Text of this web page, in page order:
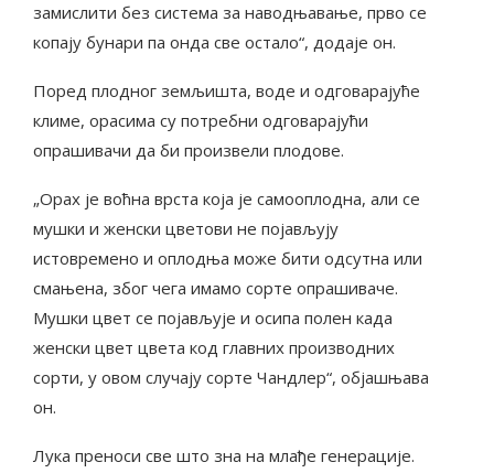
замислити без система за наводњавање, прво се
копају бунари па онда све остало“, додаје он.
Поред плодног земљишта, воде и одговарајуће
климе, орасима су потребни одговарајући
опрашивачи да би произвели плодове.
„Орах је воћна врста која је самооплодна, али се
мушки и женски цветови не појављују
истовремено и оплодња може бити одсутна или
смањена, због чега имамо сорте опрашиваче.
Мушки цвет се појављује и осипа полен када
женски цвет цвета код главних производних
сорти, у овом случају сорте Чандлер“, објашњава
он.
Лука преноси све што зна на млађе генерације.